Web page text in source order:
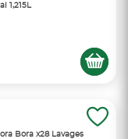
1,215L
Bora x28 Lavages